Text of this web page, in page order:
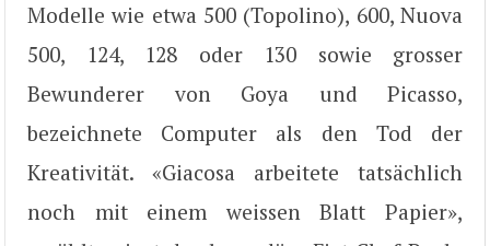
Modelle wie etwa 500 (Topolino), 600, Nuova
500, 124, 128 oder 130 sowie grosser
Bewunderer von Goya und Picasso,
bezeichnete Computer als den Tod der
Kreativität. «Giacosa arbeitete tatsächlich
noch mit einem weissen Blatt Papier»,